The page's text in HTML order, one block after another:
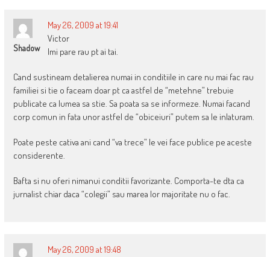
Shadow
May 26, 2009 at 19:41
Victor
Imi pare rau pt ai tai.
Cand sustineam detalierea numai in conditiile in care nu mai fac rau
familiei si tie o faceam doar pt ca astfel de “metehne” trebuie
publicate ca lumea sa stie. Sa poata sa se informeze. Numai facand
corp comun in fata unor astfel de “obiceiuri” putem sa le inlaturam.
Poate peste cativa ani cand “va trece” le vei face publice pe aceste
considerente.
Bafta si nu oferi nimanui conditii favorizante. Comporta-te dta ca
jurnalist chiar daca “colegii” sau marea lor majoritate nu o fac.
May 26, 2009 at 19:48